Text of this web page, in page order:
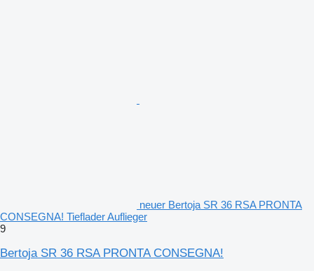
neuer Bertoja SR 36 RSA PRONTA
CONSEGNA! Tieflader Auflieger
9
Bertoja SR 36 RSA PRONTA CONSEGNA!